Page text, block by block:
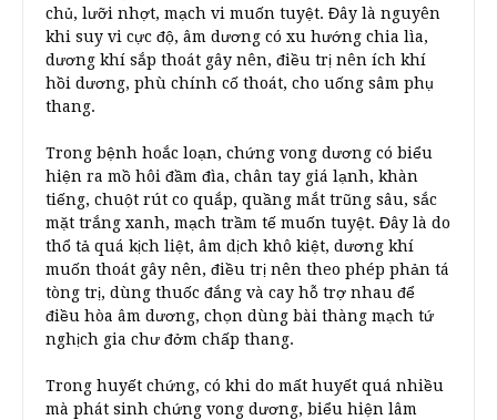
chủ, lưỡi nhợt, mạch vi muốn tuyệt. Đây là nguyên
khi suy vi cực độ, âm dương có xu hướng chia lìa,
dương khí sắp thoát gây nên, điều trị nên ích khí
hồi dương, phù chính cố thoát, cho uống sâm phụ
thang.
Trong bệnh hoắc loạn, chứng vong dương có biểu
hiện ra mồ hôi đầm đìa, chân tay giá lạnh, khàn
tiếng, chuột rút co quắp, quầng mắt trũng sâu, sắc
mặt trắng xanh, mạch trầm tế muốn tuyệt. Đây là do
thổ tả quá kịch liệt, âm dịch khô kiệt, dương khí
muốn thoát gây nên, điều trị nên theo phép phản tá
tòng trị, dùng thuốc đắng và cay hỗ trợ nhau để
điều hòa âm dương, chọn dùng bài thàng mạch tứ
nghịch gia chư đởm chấp thang.
Trong huyết chứng, có khi do mất huyết quá nhiều
mà phát sinh chứng vong dương, biểu hiện lâm